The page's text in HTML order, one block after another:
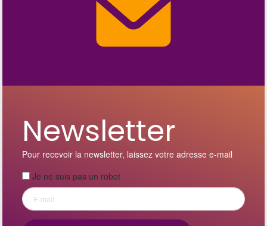
Newsletter
Pour recevoir la newsletter, laissez votre adresse e-mail
Je ne suis pas un robot